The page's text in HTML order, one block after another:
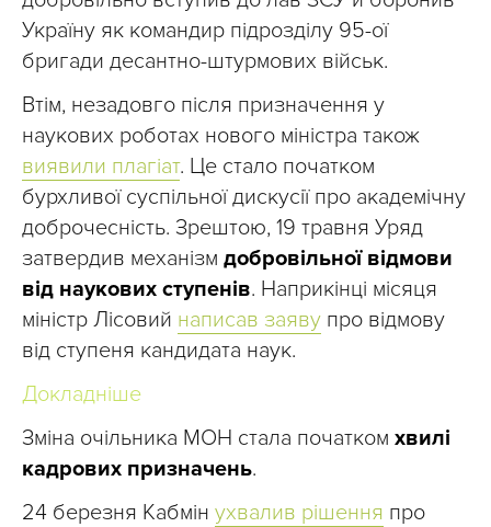
Україну як командир підрозділу 95-ої
бригади десантно-штурмових військ.
Втім, незадовго після призначення у
наукових роботах нового міністра також
виявили плагіат. Це стало початком
бурхливої суспільної дискусії про академічну
доброчесність. Зрештою, 19 травня Уряд
затвердив механізм добровільної відмови
від наукових ступенів. Наприкінці місяця
міністр Лісовий написав заяву про відмову
від ступеня кандидата наук.
Докладніше
Зміна очільника МОН стала початком хвилі
кадрових призначень.
24 березня Кабмін ухвалив рішення про